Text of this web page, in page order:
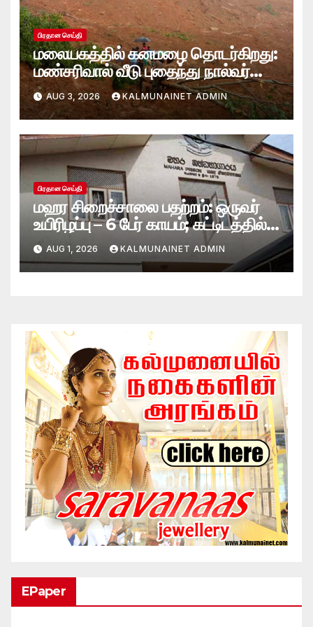
பிரதான செய்தி
மலையகத்தில் கனமழை தொடர்கிறது:
மண்சரிவால் வீடு புதைந்து நால்வர்
மாயம்
AUG 3, 2026 KALMUNAINET ADMIN
பிரதான செய்தி
மஹர சிறைச்சாலை பதற்றம்: ஒருவர்
உயிரிழப்பு – 6 பேர் காயம்; கட்டிடத்தில்
பாரிய தீ
AUG 1, 2026 KALMUNAINET ADMIN
EPaper